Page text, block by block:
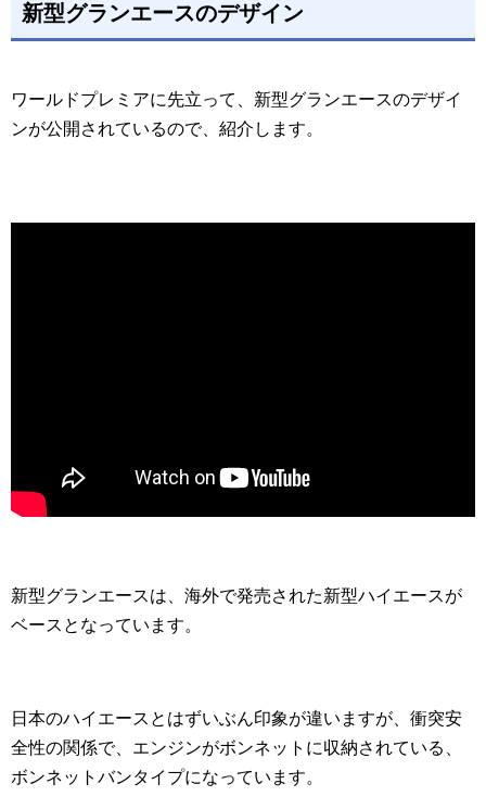
新型グランエースのデザイン
ワールドプレミアに先立って、新型グランエースのデザイ
ンが公開されているので、紹介します。
新型グランエースは、海外で発売された新型ハイエースが
ベースとなっています。
日本のハイエースとはずいぶん印象が違いますが、衝突安
全性の関係で、エンジンがボンネットに収納されている、
ボンネットバンタイプになっています。